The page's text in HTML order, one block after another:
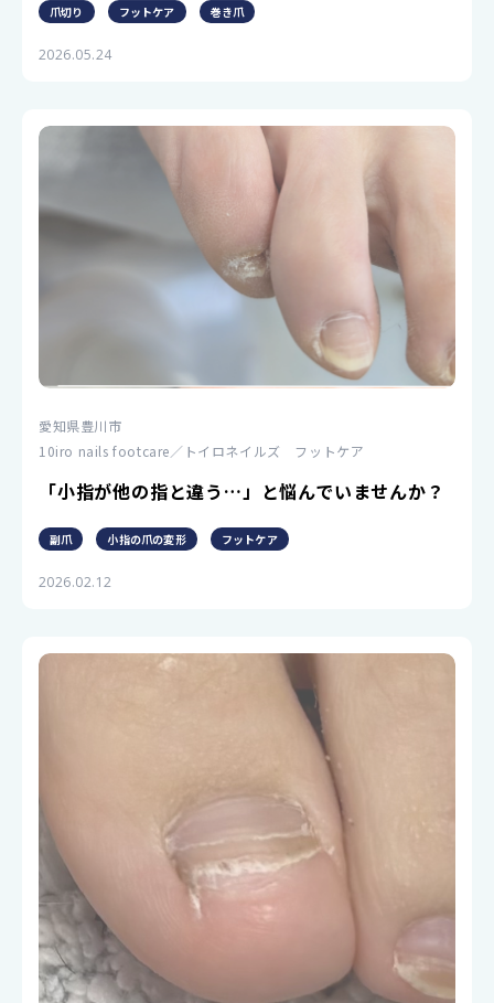
爪切り フットケア 巻き爪
2026.05.24
愛知県豊川市
10iro nails footcare／トイロネイルズ フットケア
「小指が他の指と違う…」と悩んでいませんか？
副爪 小指の爪の変形 フットケア
2026.02.12